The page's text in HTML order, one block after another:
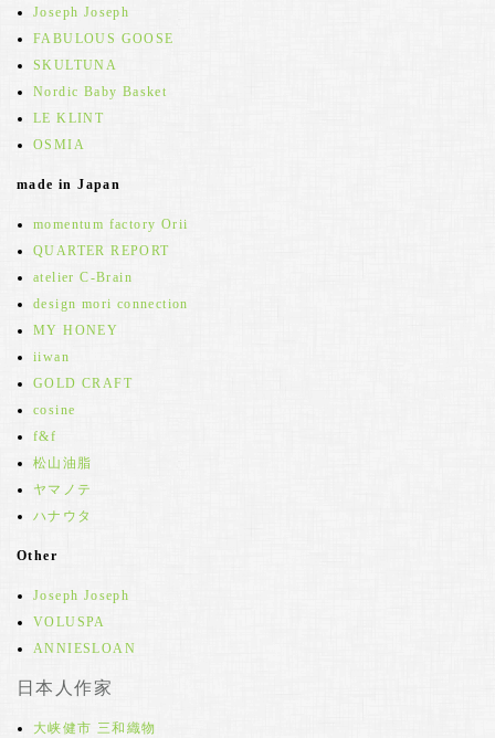
Joseph Joseph
FABULOUS GOOSE
SKULTUNA
Nordic Baby Basket
LE KLINT
OSMIA
made in Japan
momentum factory Orii
QUARTER REPORT
atelier C-Brain
design mori connection
MY HONEY
iiwan
GOLD CRAFT
cosine
f&f
松山油脂
ヤマノテ
ハナウタ
Other
Joseph Joseph
VOLUSPA
ANNIESLOAN
日本人作家
大峡健市 三和織物